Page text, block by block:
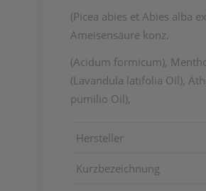
(Picea abies et Abies alba
Ameisensäure konz.
(Acidum formicum),
(Lavandula latifolia Oil),
pumilio Oil),
Hersteller
Kurzbezeichnung